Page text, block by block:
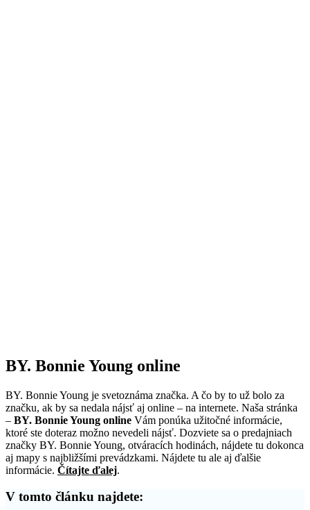
BY. Bonnie Young online
BY. Bonnie Young je svetoznáma značka. A čo by to už bolo za
značku, ak by sa nedala nájsť aj online – na internete. Naša stránka
– BY. Bonnie Young online Vám ponúka užitočné informácie,
ktoré ste doteraz možno nevedeli nájsť. Dozviete sa o predajniach
značky BY. Bonnie Young, otváracích hodinách, nájdete tu dokonca
aj mapy s najbližšími prevádzkami. Nájdete tu ale aj ďalšie
informácie. Čítajte ďalej.
V tomto článku najdete: